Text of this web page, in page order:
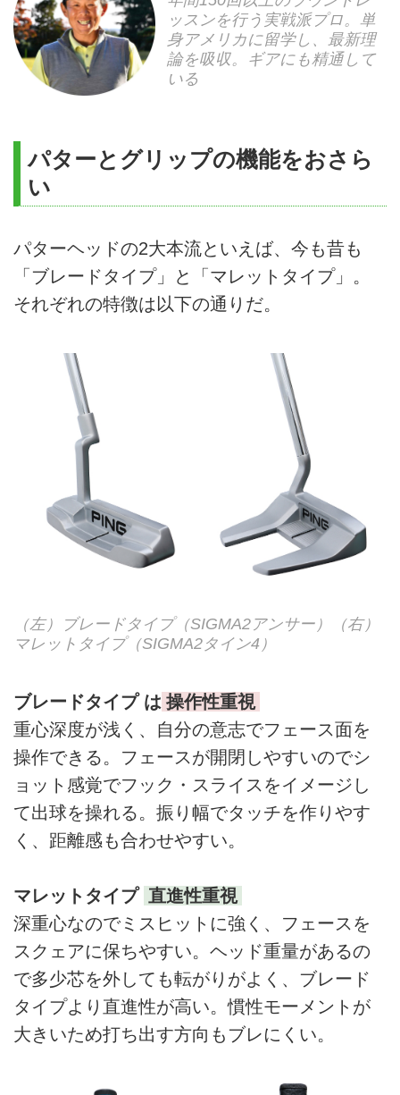
ッスンを行う実戦派プロ。単
身アメリカに留学し、最新理
論を吸収。ギアにも精通して
いる
パターとグリップの機能をおさら
い
パターヘッドの2大本流といえば、今も昔も
「ブレードタイプ」と「マレットタイプ」。
それぞれの特徴は以下の通りだ。
（左）ブレードタイプ（SIGMA2アンサー）（右）
マレットタイプ（SIGMA2タイン4）
ブレードタイプ は 操作性重視
重心深度が浅く、自分の意志でフェース面を
操作できる。フェースが開閉しやすいのでシ
ョット感覚でフック・スライスをイメージし
て出球を操れる。振り幅でタッチを作りやす
く、距離感も合わせやすい。
マレットタイプ 直進性重視
深重心なのでミスヒットに強く、フェースを
スクェアに保ちやすい。ヘッド重量があるの
で多少芯を外しても転がりがよく、ブレード
タイプより直進性が高い。慣性モーメントが
大きいため打ち出す方向もブレにくい。